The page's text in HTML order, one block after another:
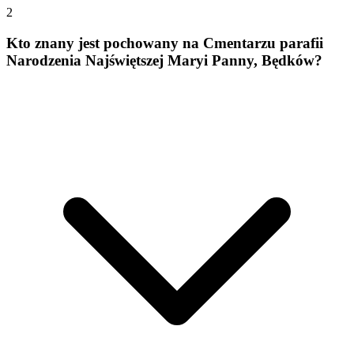
2
Kto znany jest pochowany na Cmentarzu parafii
Narodzenia Najświętszej Maryi Panny, Będków?